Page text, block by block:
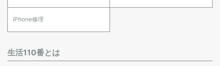
iPhone修理
生活110番とは